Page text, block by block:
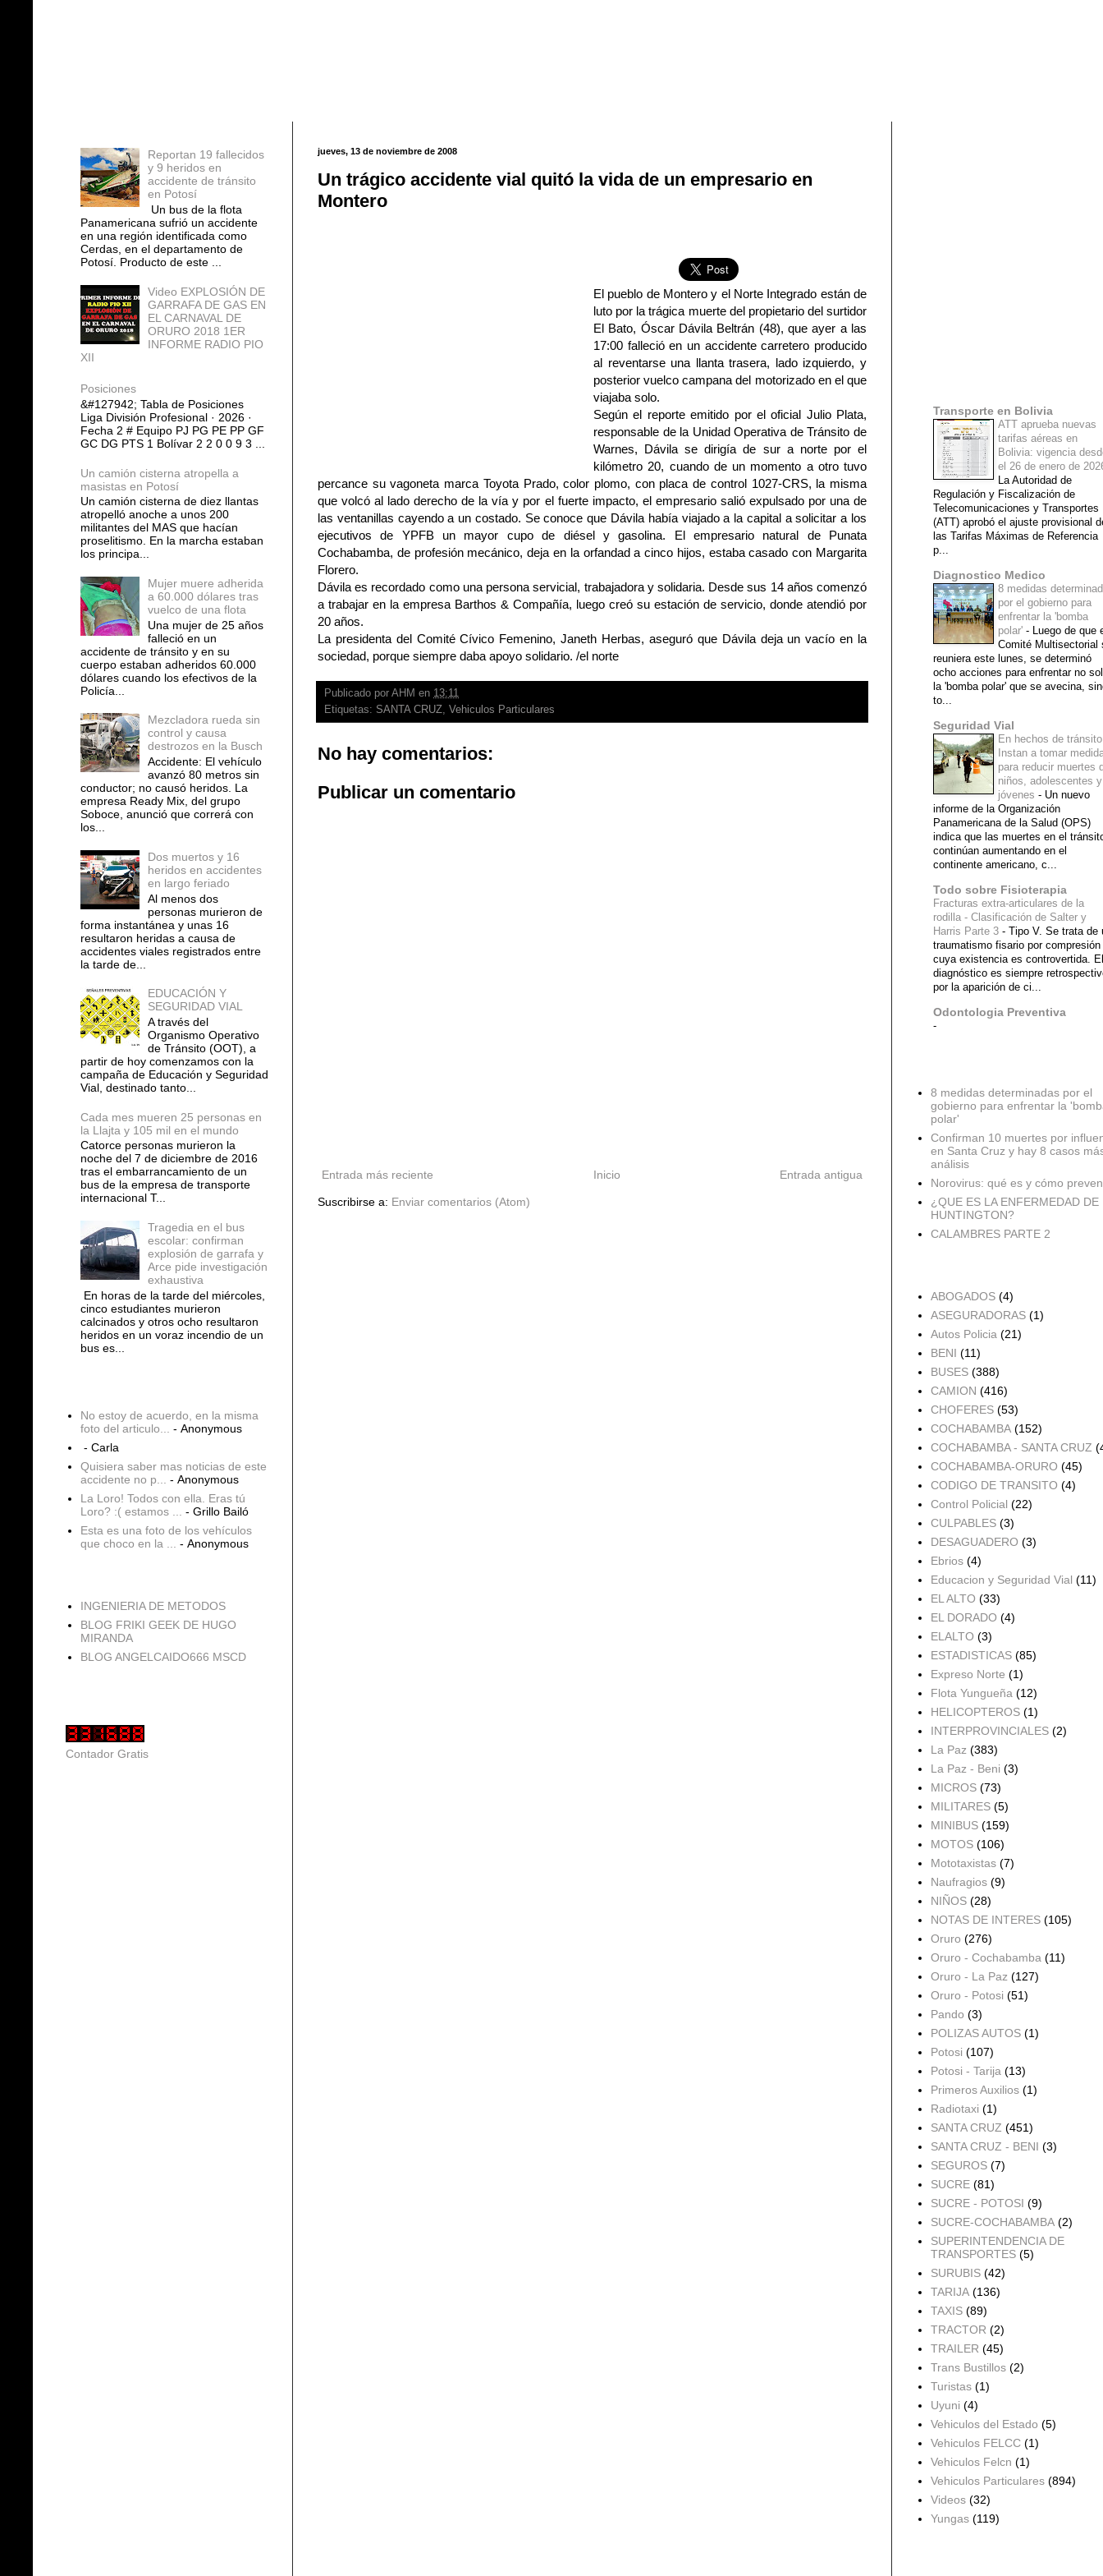
jueves, 13 de noviembre de 2008
Un trágico accidente vial quitó la vida de un empresario en
Montero
El pueblo de Montero y el Norte Integrado están de
luto por la trágica muerte del propietario del surtidor
El Bato, Óscar Dávila Beltrán (48), que ayer a las
17:00 falleció en un accidente carretero producido
al reventarse una llanta trasera, lado izquierdo, y
posterior vuelco campana del motorizado en el que
viajaba solo.
Según el reporte emitido por el oficial Julio Plata,
responsable de la Unidad Operativa de Tránsito de
Warnes, Dávila se dirigía de sur a norte por el
kilómetro 20, cuando de un momento a otro tuvo
percance su vagoneta marca Toyota Prado, color plomo, con placa de control 1027-CRS, la misma
que volcó al lado derecho de la vía y por el fuerte impacto, el empresario salió expulsado por una de
las ventanillas cayendo a un costado. Se conoce que Dávila había viajado a la capital a solicitar a los
ejecutivos de YPFB un mayor cupo de diésel y gasolina. El empresario natural de Punata
Cochabamba, de profesión mecánico, deja en la orfandad a cinco hijos, estaba casado con Margarita
Florero.
Dávila es recordado como una persona servicial, trabajadora y solidaria. Desde sus 14 años comenzó
a trabajar en la empresa Barthos & Compañía, luego creó su estación de servicio, donde atendió por
20 años.
La presidenta del Comité Cívico Femenino, Janeth Herbas, aseguró que Dávila deja un vacío en la
sociedad, porque siempre daba apoyo solidario. /el norte
Publicado por AHM en 13:11
Etiquetas: SANTA CRUZ, Vehiculos Particulares
No hay comentarios:
Publicar un comentario
Entrada más reciente Entrada antigua
Inicio
Suscribirse a: Enviar comentarios (Atom)
Reportan 19 fallecidos
y 9 heridos en
accidente de tránsito
en Potosí
Un bus de la flota
Panamericana sufrió un accidente
en una región identificada como
Cerdas, en el departamento de
Potosí. Producto de este ...
Video EXPLOSIÓN DE
GARRAFA DE GAS EN
EL CARNAVAL DE
ORURO 2018 1ER
INFORME RADIO PIO
XII
Posiciones
&#127942; Tabla de Posiciones
Liga División Profesional · 2026 ·
Fecha 2 # Equipo PJ PG PE PP GF
GC DG PTS 1 Bolívar 2 2 0 0 9 3 ...
Un camión cisterna atropella a
masistas en Potosí
Un camión cisterna de diez llantas
atropelló anoche a unos 200
militantes del MAS que hacían
proselitismo. En la marcha estaban
los principa...
Mujer muere adherida
a 60.000 dólares tras
vuelco de una flota
Una mujer de 25 años
falleció en un
accidente de tránsito y en su
cuerpo estaban adheridos 60.000
dólares cuando los efectivos de la
Policía...
Mezcladora rueda sin
control y causa
destrozos en la Busch
Accidente: El vehículo
avanzó 80 metros sin
conductor; no causó heridos. La
empresa Ready Mix, del grupo
Soboce, anunció que correrá con
los...
Dos muertos y 16
heridos en accidentes
en largo feriado
Al menos dos
personas murieron de
forma instantánea y unas 16
resultaron heridas a causa de
accidentes viales registrados entre
la tarde de...
EDUCACIÓN Y
SEGURIDAD VIAL
A través del
Organismo Operativo
de Tránsito (OOT), a
partir de hoy comenzamos con la
campaña de Educación y Seguridad
Vial, destinado tanto...
Cada mes mueren 25 personas en
la Llajta y 105 mil en el mundo
Catorce personas murieron la
noche del 7 de diciembre de 2016
tras el embarrancamiento de un
bus de la empresa de transporte
internacional T...
Tragedia en el bus
escolar: confirman
explosión de garrafa y
Arce pide investigación
exhaustiva
En horas de la tarde del miércoles,
cinco estudiantes murieron
calcinados y otros ocho resultaron
heridos en un voraz incendio de un
bus es...
No estoy de acuerdo, en la misma
foto del articulo...
- Anonymous
- Carla
Quisiera saber mas noticias de este
accidente no p...
- Anonymous
La Loro! Todos con ella. Eras tú
Loro? :( estamos ...
- Grillo Bailó
Esta es una foto de los vehículos
que choco en la ...
- Anonymous
INGENIERIA DE METODOS
BLOG FRIKI GEEK DE HUGO
MIRANDA
BLOG ANGELCAIDO666 MSCD
Contador Gratis
Transporte en Bolivia
ATT aprueba nuevas
tarifas aéreas en
Bolivia: vigencia
el 26 de enero de
La Autoridad de
Regulación y Fiscalización de
Telecomunicaciones y Transportes
(ATT) aprobó el ajuste provisional
las Tarifas Máximas de Referencia
p...
Diagnostico Medico
8 medidas
por el gobierno para
enfrentar la 'bomba
polar' - Luego de que
Comité Multisectorial
reuniera este lunes, se determinó
ocho acciones para enfrentar no
la 'bomba polar' que se avecina,
to...
Seguridad Vial
En hechos de tránsito
Instan a tomar
para reducir muertes
niños, adolescentes y
jóvenes - Un nuevo
informe de la Organización
Panamericana de la Salud (OPS)
indica que las muertes en el
continúan aumentando en el
continente americano, c...
Todo sobre Fisioterapia
Fracturas extra-articulares de la
rodilla - Clasificación de Salter y
Harris Parte 3 - Tipo V. Se trata de
traumatismo fisario por compresión
cuya existencia es controvertida. El
diagnóstico es siempre
por la aparición de ci...
Odontologia Preventiva
-
8 medidas determinadas por el
gobierno para enfrentar la
polar'
Confirman 10 muertes por
en Santa Cruz y hay 8 casos
análisis
Norovirus: qué es y cómo
¿QUE ES LA ENFERMEDAD DE
HUNTINGTON?
CALAMBRES PARTE 2
ABOGADOS (4)
ASEGURADORAS (1)
Autos Policia (21)
BENI (11)
BUSES (388)
CAMION (416)
CHOFERES (53)
COCHABAMBA (152)
COCHABAMBA - SANTA CRUZ
COCHABAMBA-ORURO (45)
CODIGO DE TRANSITO (4)
Control Policial (22)
CULPABLES (3)
DESAGUADERO (3)
Ebrios (4)
Educacion y Seguridad Vial (11)
EL ALTO (33)
EL DORADO (4)
ELALTO (3)
ESTADISTICAS (85)
Expreso Norte (1)
Flota Yungueña (12)
HELICOPTEROS (1)
INTERPROVINCIALES (2)
La Paz (383)
La Paz - Beni (3)
MICROS (73)
MILITARES (5)
MINIBUS (159)
MOTOS (106)
Mototaxistas (7)
Naufragios (9)
NIÑOS (28)
NOTAS DE INTERES (105)
Oruro (276)
Oruro - Cochabamba (11)
Oruro - La Paz (127)
Oruro - Potosi (51)
Pando (3)
POLIZAS AUTOS (1)
Potosi (107)
Potosi - Tarija (13)
Primeros Auxilios (1)
Radiotaxi (1)
SANTA CRUZ (451)
SANTA CRUZ - BENI (3)
SEGUROS (7)
SUCRE (81)
SUCRE - POTOSI (9)
SUCRE-COCHABAMBA (2)
SUPERINTENDENCIA DE
TRANSPORTES (5)
SURUBIS (42)
TARIJA (136)
TAXIS (89)
TRACTOR (2)
TRAILER (45)
Trans Bustillos (2)
Turistas (1)
Uyuni (4)
Vehiculos del Estado (5)
Vehiculos FELCC (1)
Vehiculos Felcn (1)
Vehiculos Particulares (894)
Videos (32)
Yungas (119)